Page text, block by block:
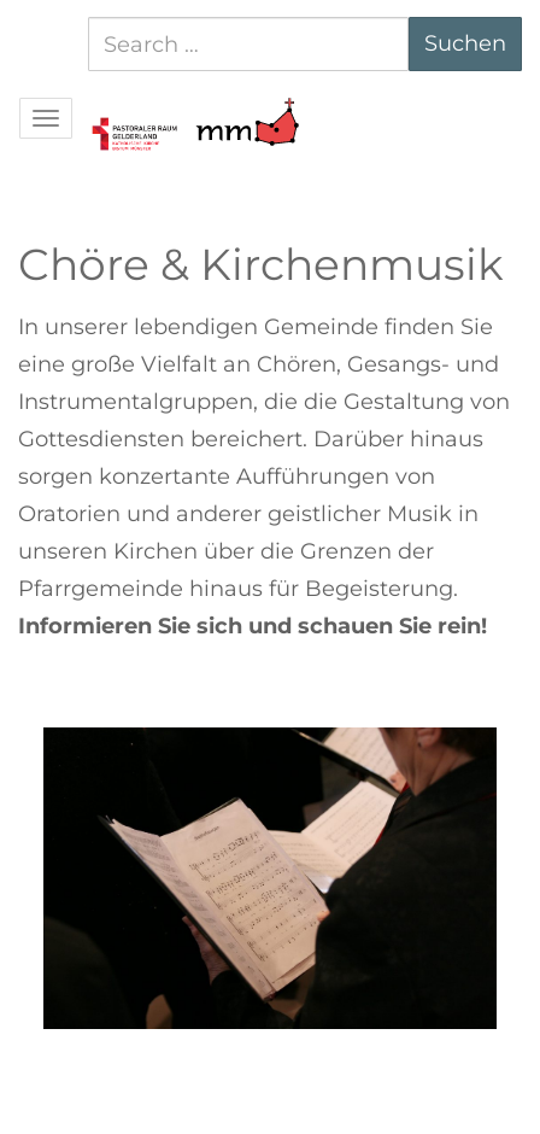
nach:
Suchen
Navigation
Chöre & Kirchenmusik
In unserer lebendigen Gemeinde finden Sie
eine große Vielfalt an Chören, Gesangs- und
Instrumentalgruppen, die die Gestaltung von
Gottesdiensten bereichert. Darüber hinaus
sorgen konzertante Aufführungen von
Oratorien und anderer geistlicher Musik in
unseren Kirchen über die Grenzen der
Pfarrgemeinde hinaus für Begeisterung.
Informieren Sie sich und schauen Sie rein!